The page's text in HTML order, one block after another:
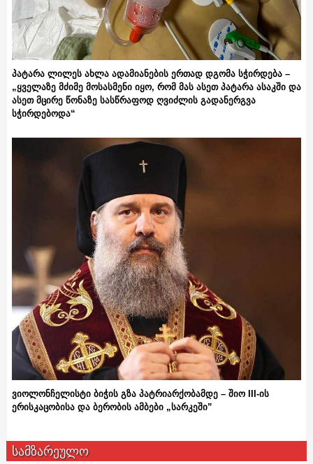
პატარა ლილეს ახლა ადამიანების ერთად დგომა სჭირდება –
„ყველაზე მძიმე მოსასმენი იყო, რომ მას ასეთ პატარა ასაკში და
ასეთ მცირე წონაზე სასწრაფოდ ღვიძლის გადანერგვა
სჭირდებოდა“
ვიოლონჩელისტი ბიჭის გზა პატრიარქობამდე – შიო III-ის
ერისკაცობისა და ბერობის ამბები „სარკეში”
სამზარეულო